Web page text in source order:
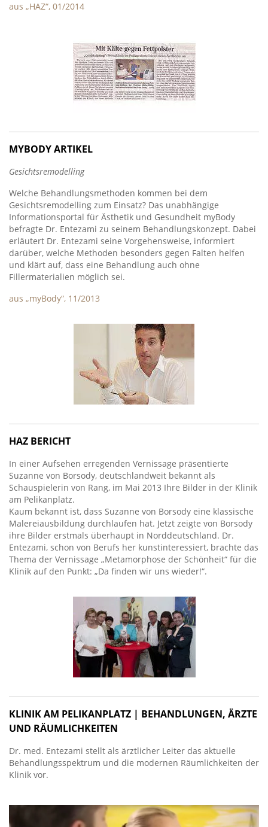
aus „HAZ“, 01/2014
MYBODY ARTIKEL
Gesichtsremodelling
Welche Behandlungsmethoden kommen bei dem
Gesichtsremodelling zum Einsatz? Das unabhängige
Informationsportal für Ästhetik und Gesundheit myBody
befragte Dr. Entezami zu seinem Behandlungskonzept. Dabei
erläutert Dr. Entezami seine Vorgehensweise, informiert
darüber, welche Methoden besonders gegen Falten helfen
und klärt auf, dass eine Behandlung auch ohne
Fillermaterialien möglich sei.
aus „myBody“, 11/2013
HAZ BERICHT
In einer Aufsehen erregenden Vernissage präsentierte
Suzanne von Borsody, deutschlandweit bekannt als
Schauspielerin von Rang, im Mai 2013 Ihre Bilder in der Klinik
am Pelikanplatz.
Kaum bekannt ist, dass Suzanne von Borsody eine klassische
Malereiausbildung durchlaufen hat. Jetzt zeigte von Borsody
ihre Bilder erstmals überhaupt in Norddeutschland. Dr.
Entezami, schon von Berufs her kunstinteressiert, brachte das
Thema der Vernissage „Metamorphose der Schönheit“ für die
Klinik auf den Punkt: „Da finden wir uns wieder!“.
KLINIK AM PELIKANPLATZ | BEHANDLUNGEN, ÄRZTE
UND RÄUMLICHKEITEN
Dr. med. Entezami stellt als ärztlicher Leiter das aktuelle
Behandlungsspektrum und die modernen Räumlichkeiten der
Klinik vor.